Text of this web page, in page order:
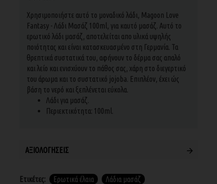
Χρησιμοποιήστε αυτό το μοναδικό λάδι, Magoon Love
Fantasy - Λάδι Μασάζ 100ml, για καυτό μασάζ. Αυτό το
ερωτικό λάδι μασάζ, αποτελείται απο υλικά υψηλής
ποιότητας και είναι κατασκευασμένο στη Γερμανία. Τα
θρεπτικά συστατικά του, αφήνουν το δέρμα σας απαλό
και λείο και ενισχύουν το πάθος σας, χάρη στο διεγερτικό
του άρωμα και το συστατικό jojoba. Επιπλέον, έχει ώς
βάση το νερό και ξεπλένεται εύκολα.
Λάδι για μασάζ.
Περιεκτικότητα: 100ml.
ΑΞΙΟΛΟΓΉΣΕΙΣ
Ετικέτες: Ερωτικά έλαια Λάδια μασάζ